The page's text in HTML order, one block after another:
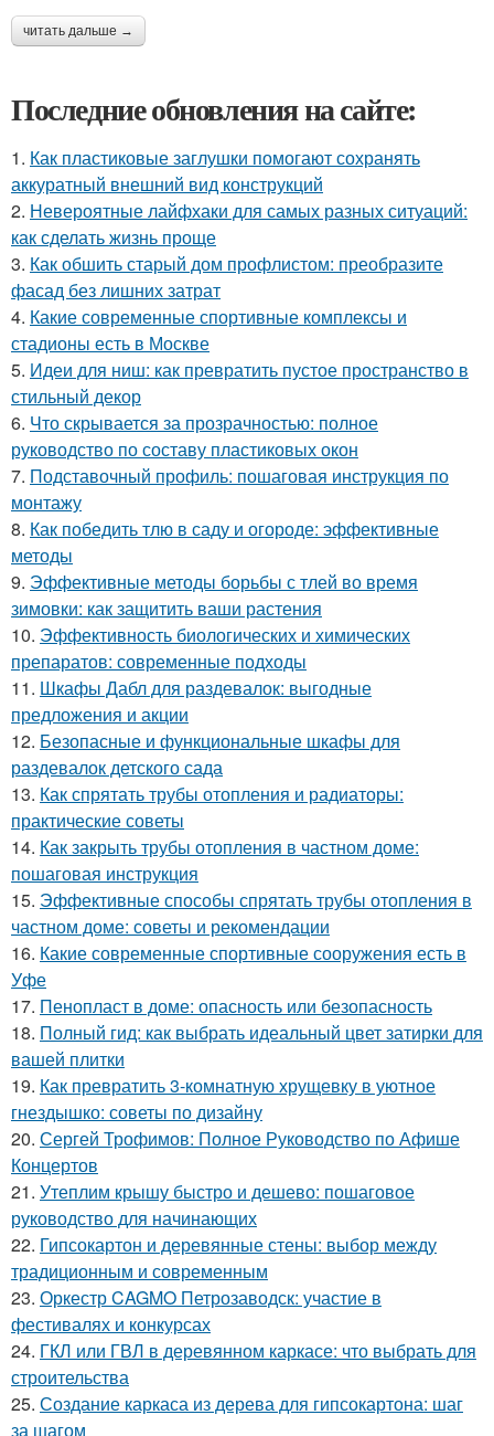
читать дальше →
Последние обновления на сайте:
1. Как пластиковые заглушки помогают сохранять
аккуратный внешний вид конструкций
2. Невероятные лайфхаки для самых разных ситуаций:
как сделать жизнь проще
3. Как обшить старый дом профлистом: преобразите
фасад без лишних затрат
4. Какие современные спортивные комплексы и
стадионы есть в Москве
5. Идеи для ниш: как превратить пустое пространство в
стильный декор
6. Что скрывается за прозрачностью: полное
руководство по составу пластиковых окон
7. Подставочный профиль: пошаговая инструкция по
монтажу
8. Как победить тлю в саду и огороде: эффективные
методы
9. Эффективные методы борьбы с тлей во время
зимовки: как защитить ваши растения
10. Эффективность биологических и химических
препаратов: современные подходы
11. Шкафы Дабл для раздевалок: выгодные
предложения и акции
12. Безопасные и функциональные шкафы для
раздевалок детского сада
13. Как спрятать трубы отопления и радиаторы:
практические советы
14. Как закрыть трубы отопления в частном доме:
пошаговая инструкция
15. Эффективные способы спрятать трубы отопления в
частном доме: советы и рекомендации
16. Какие современные спортивные сооружения есть в
Уфе
17. Пенопласт в доме: опасность или безопасность
18. Полный гид: как выбрать идеальный цвет затирки для
вашей плитки
19. Как превратить 3-комнатную хрущевку в уютное
гнездышко: советы по дизайну
20. Сергей Трофимов: Полное Руководство по Афише
Концертов
21. Утеплим крышу быстро и дешево: пошаговое
руководство для начинающих
22. Гипсокартон и деревянные стены: выбор между
традиционным и современным
23. Оркестр CAGMO Петрозаводск: участие в
фестивалях и конкурсах
24. ГКЛ или ГВЛ в деревянном каркасе: что выбрать для
строительства
25. Создание каркаса из дерева для гипсокартона: шаг
за шагом